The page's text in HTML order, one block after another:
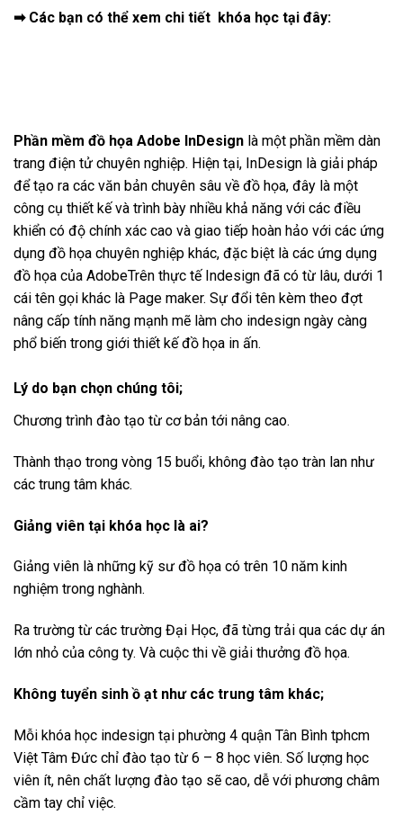
➡ Các bạn có thể xem chi tiết khóa học tại đây:
Phần mềm đồ họa Adobe InDesign là một phần mềm dàn
trang điện tử chuyên nghiệp. Hiện tại, InDesign là giải pháp
để tạo ra các văn bản chuyên sâu về đồ họa, đây là một
công cụ thiết kế và trình bày nhiều khả năng với các điều
khiển có độ chính xác cao và giao tiếp hoàn hảo với các ứng
dụng đồ họa chuyên nghiệp khác, đặc biệt là các ứng dụng
đồ họa của AdobeTrên thực tế Indesign đã có từ lâu, dưới 1
cái tên gọi khác là Page maker. Sự đổi tên kèm theo đợt
nâng cấp tính năng mạnh mẽ làm cho indesign ngày càng
phổ biến trong giới thiết kế đồ họa in ấn.
Lý do bạn chọn chúng tôi;
Chương trình đào tạo từ cơ bản tới nâng cao.
Thành thạo trong vòng 15 buổi, không đào tạo tràn lan như
các trung tâm khác.
Giảng viên tại khóa học là ai?
Giảng viên là những kỹ sư đồ họa có trên 10 năm kinh
nghiệm trong nghành.
Ra trường từ các trường Đại Học, đã từng trải qua các dự án
lớn nhỏ của công ty. Và cuộc thi về giải thưởng đồ họa.
Không tuyển sinh ồ ạt như các trung tâm khác;
Mỗi khóa học indesign tại phường 4 quận Tân Bình tphcm
Việt Tâm Đức chỉ đào tạo từ 6 – 8 học viên. Số lượng học
viên ít, nên chất lượng đào tạo sẽ cao, dễ với phương châm
cầm tay chỉ việc.